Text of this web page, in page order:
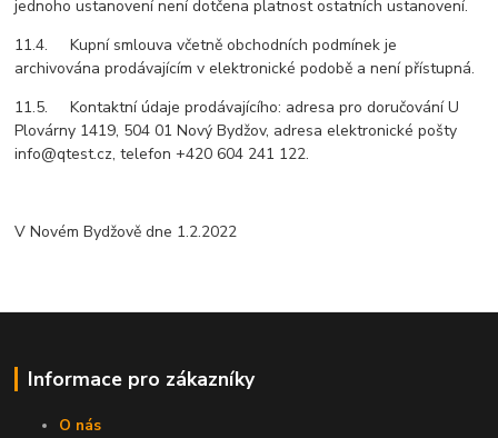
jednoho ustanovení není dotčena platnost ostatních ustanovení.
11.4. Kupní smlouva včetně obchodních podmínek je
archivována prodávajícím v elektronické podobě a není přístupná.
11.5. Kontaktní údaje prodávajícího: adresa pro doručování U
Plovárny 1419, 504 01 Nový Bydžov, adresa elektronické pošty
info@qtest.cz, telefon +420 604 241 122.
V Novém Bydžově dne 1.2.2022
Informace pro zákazníky
O nás